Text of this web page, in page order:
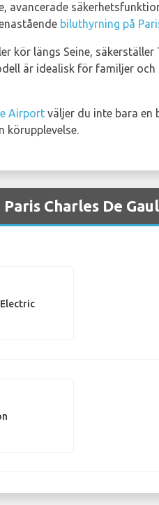
avancerade
biluthyrning på
kör längs Seine,
är idealisk för familjer
Airport väljer du inte bara en
körupplevelse.
Charles De